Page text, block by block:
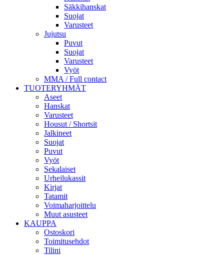
Säkkihanskat
Suojat
Varusteet
Jujutsu
Puvut
Suojat
Varusteet
Vyöt
MMA / Full contact
TUOTERYHMÄT
Aseet
Hanskat
Varusteet
Housut / Shortsit
Jalkineet
Suojat
Puvut
Vyöt
Sekalaiset
Urheilukassit
Kirjat
Tatamit
Voimaharjoittelu
Muut asusteet
KAUPPA
Ostoskori
Toimitusehdot
Tilini